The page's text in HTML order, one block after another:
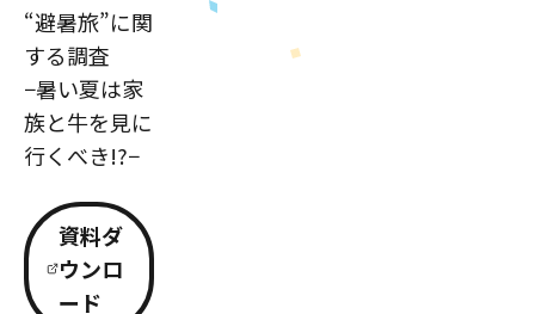
“避暑旅”に関
する調査
−暑い夏は家
族と牛を見に
行くべき!?−
資料ダ
ウンロ
ード